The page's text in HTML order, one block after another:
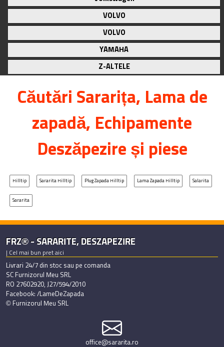
VOLVO
VOLVO
YAMAHA
Z-ALTELE
Căutări Sararița, Lama de
zapadă, Echipamente
Deszăpezire și piese
Hilltip Sararita Hilltip Plug Zapada Hilltip Lama Zapada Hilltip Salarita
Sararita
FRZ® - SARARITE, DESZAPEZIRE
| Cel mai bun pret aici
Livrari 24/7 din stoc sau pe comanda
SC Furnizorul Meu SRL
RO 27602920, J27/594/2010
Facebook: /LameDeZapada
© Furnizorul Meu SRL
office@sararita.ro